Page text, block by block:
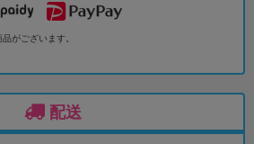
がございます。
配送